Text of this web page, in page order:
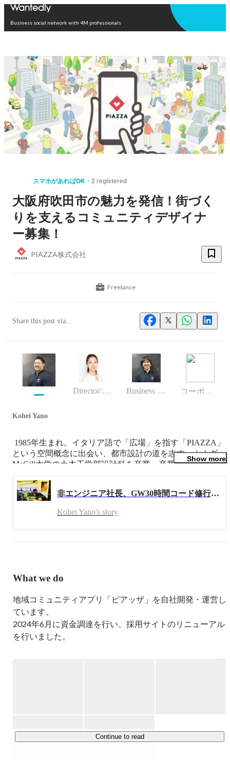
Business social network with 4M professionals
スマホがあればOK 2 registered
大阪府吹田市の魅力を発信！街づく
りを支えるコミュニティデザイナ
ー募集！
PIAZZA株式会社
Freelance
Share this post via...
Director/manager Business (Finance, HR etc.) コーポレート部
Kohei Yano
という空間概念に出会い、都市設計の道を志す。カナダ・
McGill大学の土木工学部設計科を卒業。卒業後は日興シテ
ィグループ証券（現：SMBC日興証券）投資銀行本部に入
社。その後、株式会社ネクソンに入社し、経営企画部でオ
ンライン・コミュニティを軸としたゲーム事業に従事。
2015年、PIAZZA株式会社を設立し、代表取締役に就任。
Show more
非エンジニア社長、GW30時間コード修行の巻
Kohei Yano's story
What we do
地域コミュニティアプリ「ピアッザ」を自社開発・運営し
ています。
2024年6月に資金調達を行い、採用サイトのリニューアル
を行いました。
Continue to read